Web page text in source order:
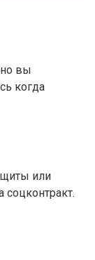
вы
когда
или
соцконтракт.